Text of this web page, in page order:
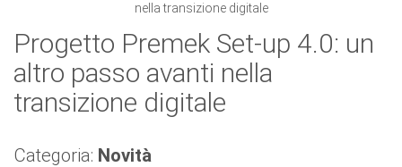
nella transizione digitale
Progetto Premek Set-up 4.0: un
altro passo avanti nella
transizione digitale
Categoria: Novità